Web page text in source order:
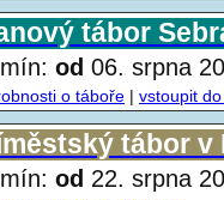
tábor
od 06. srpna
o táboře | vstoupit
tábor v
od 22. srpna